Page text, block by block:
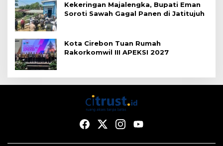
Kekeringan Majalengka, Bupati Eman
Soroti Sawah Gagal Panen di Jatitujuh
Kota Cirebon Tuan Rumah
Rakorkomwil III APEKSI 2027